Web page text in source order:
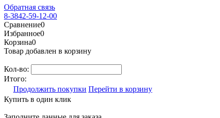
Обратная связь
8-3842-59-12-00
Сравнение0
Избранное0
Корзина0
Товар добавлен в корзину
Кол-во:
Итого:
Продолжить покупки Перейти в корзину
Купить в один клик